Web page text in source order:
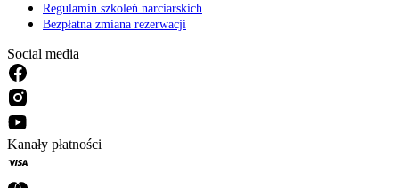
Regulamin szkoleń narciarskich
Bezpłatna zmiana rezerwacji
Social media
Kanały płatności